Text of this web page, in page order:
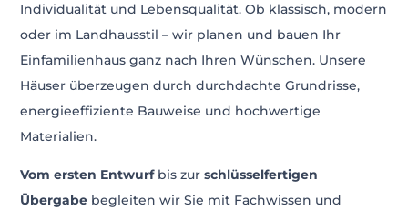
Individualität und Lebensqualität. Ob klassisch, modern
oder im Landhausstil – wir planen und bauen Ihr
Einfamilienhaus ganz nach Ihren Wünschen. Unsere
Häuser überzeugen durch durchdachte Grundrisse,
energieeffiziente Bauweise und hochwertige
Materialien.
Vom ersten Entwurfbis zurschlüsselfertigen
Übergabe begleiten wir Sie mit Fachwissen und